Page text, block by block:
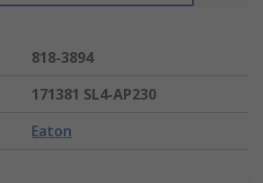
818-3894
171381 SL4-AP230
Eaton